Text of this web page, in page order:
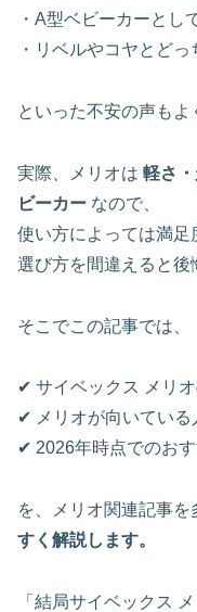
・A型ベビーカーとし
・リベルやコヤとどっ
といった不安の声もよ
実際、メリオは 軽さ
ビーカー なので、
使い方によっては満足
選び方を間違えると後
そこでこの記事では、
✔ サイベックス メリ
✔ メリオが向いている
✔ 2026年時点でのお
を、メリオ関連記事
すく解説します。
「結局サイベックス